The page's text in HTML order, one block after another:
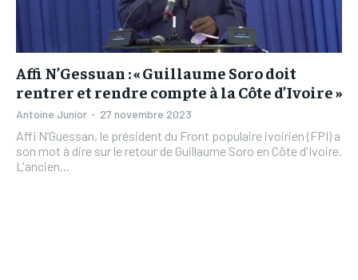
Affi N’Gessuan : « Guillaume Soro doit
rentrer et rendre compte à la Côte d’Ivoire »
Antoine Junior - 27 novembre 2023
Affi N’Guessan, le président du Front populaire ivoirien (FPI) a
son mot à dire sur le retour de Guillaume Soro en Côte d'Ivoire.
L'ancien...